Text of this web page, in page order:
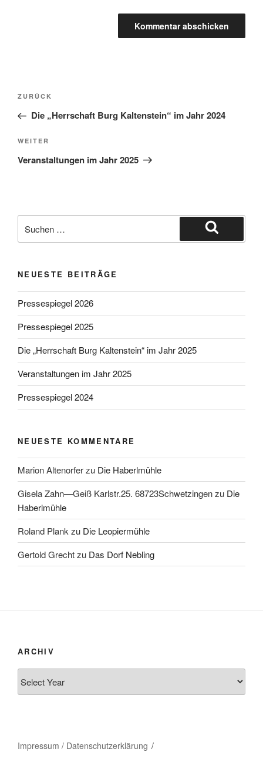
Beitragsnavigation
Vorheriger
Beitrag
ZURÜCK
Die „Herrschaft Burg Kaltenstein“ im Jahr 2024
Nächster
Beitrag
WEITER
Veranstaltungen im Jahr 2025
nach:
Suchen
NEUESTE BEITRÄGE
Pressespiegel 2026
Pressespiegel 2025
Die „Herrschaft Burg Kaltenstein“ im Jahr 2025
Veranstaltungen im Jahr 2025
Pressespiegel 2024
NEUESTE KOMMENTARE
Marion Altenorferzu Die Haberlmühle
Gisela Zahn—Geiß Karlstr.25. 68723Schwetzingenzu Die
Haberlmühle
Roland Plank zu Die Leopiermühle
Gertold Grechtzu Das Dorf Nebling
ARCHIV
Impressum / Datenschutzerklärung